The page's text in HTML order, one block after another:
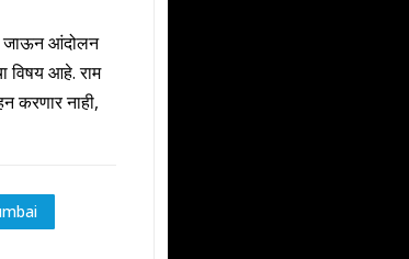
जाऊन आंदोलन
विषय आहे. राम
करणार नाही,